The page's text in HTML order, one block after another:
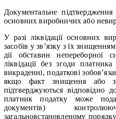
Документальне
основних виробничих або
У разі ліквідації основних
засобів у зв’язку з їх
дії обставин
ліквідації без згоди
викраденні, податкові
якщо факт знищення або
підтверджуються відповідно
платник податку може
документів)
загальновстановленому